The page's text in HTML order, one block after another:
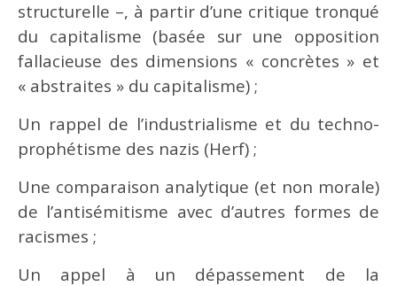
structurelle –, à partir d’une critique tronqué
du capitalisme (basée sur une opposition
fallacieuse des dimensions « concrètes » et
« abstraites » du capitalisme) ;
Un rappel de l’industrialisme et du techno-
prophétisme des nazis (Herf) ;
Une comparaison analytique (et non morale)
de l’antisémitisme avec d’autres formes de
racismes ;
Un appel à un dépassement de la